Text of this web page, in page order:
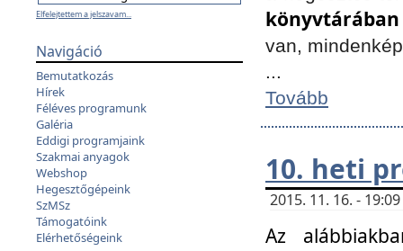
Elfelejtettem a jelszavam...
Navigáció
Bemutatkozás
Hírek
Féléves programunk
Galéria
Eddigi programjaink
Szakmai anyagok
Webshop
Hegesztőgépeink
SzMSz
Támogatóink
Elérhetőségeink
könyvtárában
van,
...
Tovább
10. heti
2015. 11. 16. -
Az